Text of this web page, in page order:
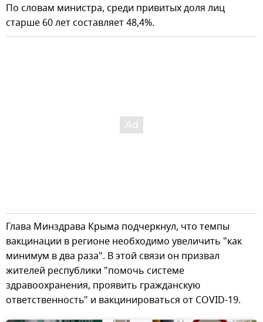
По словам министра, среди привитых доля лиц
старше 60 лет составляет 48,4%.
Глава Минздрава Крыма подчеркнул, что темпы
вакцинации в регионе необходимо увеличить "как
минимум в два раза". В этой связи он призвал
жителей республики "помочь системе
здравоохранения, проявить гражданскую
ответственность" и вакцинироваться от COVID-19.